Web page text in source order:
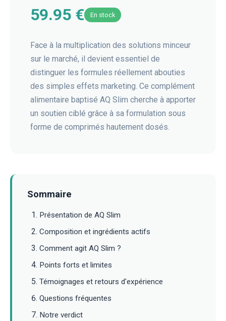
59.95 € En stock
Face à la multiplication des solutions minceur
sur le marché, il devient essentiel de
distinguer les formules réellement abouties
des simples effets marketing. Ce complément
alimentaire baptisé AQ Slim cherche à apporter
un soutien ciblé grâce à sa formulation sous
forme de comprimés hautement dosés.
Sommaire
Présentation de AQ Slim
Composition et ingrédients actifs
Comment agit AQ Slim ?
Points forts et limites
Témoignages et retours d'expérience
Questions fréquentes
Notre verdict